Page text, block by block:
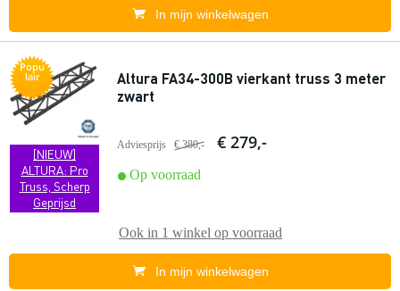
In mijn winkelwagen
Popu
lair
[NIEUW]
ALTURA: Pro
Truss, Scherp
Geprijsd
Altura FA34-300B vierkant truss 3 meter
zwart
Adviesprijs € 380,- € 279,-
Op voorraad
Ook in 1 winkel op voorraad
In mijn winkelwagen